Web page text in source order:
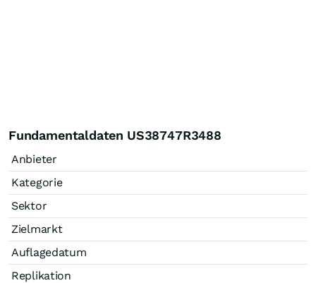
Fundamentaldaten US38747R3488
Anbieter
Kategorie
Sektor
Zielmarkt
Auflagedatum
Replikation